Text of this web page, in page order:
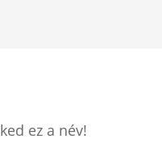
ez a név!